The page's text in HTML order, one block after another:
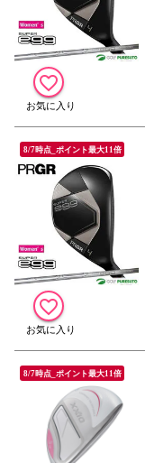
8/7時点_ポイント最大11倍
8/7時点_ポイント最大11倍